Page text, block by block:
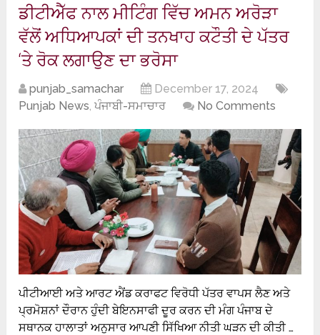
ਡੀਟੀਐੱਫ ਨਾਲ ਮੀਟਿੰਗ ਵਿੱਚ ਅਮਨ ਅਰੋੜਾ
ਵੱਲੋਂ ਅਧਿਆਪਕਾਂ ਦੀ ਤਨਖਾਹ ਕਟੌਤੀ ਦੇ ਪੱਤਰ
‘ਤੇ ਰੋਕ ਲਗਾਉਣ ਦਾ ਭਰੋਸਾ
punjab_samachar
December 17, 2024
Punjab News,ਪੰਜਾਬੀ-ਸਮਾਚਾਰ No Comments
ਪੀਟੀਆਈ ਅਤੇ ਆਰਟ ਐਂਡ ਕਰਾਫਟ ਵਿਰੋਧੀ ਪੱਤਰ ਵਾਪਸ ਲੈਣ ਅਤੇ
ਪ੍ਰਮੋਸ਼ਨਾਂ ਦੌਰਾਨ ਹੁੰਦੀ ਬੇਇਨਸਾਫੀ ਦੂਰ ਕਰਨ ਦੀ ਮੰਗ ਪੰਜਾਬ ਦੇ
ਸਥਾਨਕ ਹਾਲਾਤਾਂ ਅਨੁਸਾਰ ਆਪਣੀ ਸਿੱਖਿਆ ਨੀਤੀ ਘੜਨ ਦੀ ਕੀਤੀ …